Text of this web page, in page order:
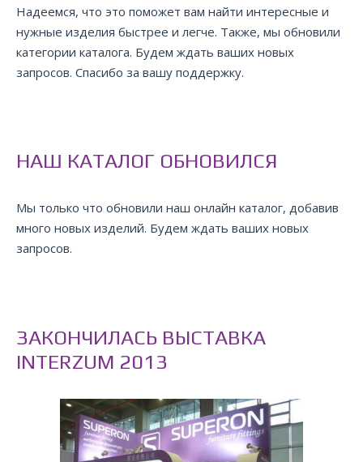
Надеемся, что это поможет вам найти интересные и
нужные изделия быстрее и легче. Также, мы обновили
категории каталога. Будем ждать ваших новых
запросов. Спасибо за вашу поддержку.
НАШ КАТАЛОГ ОБНОВИЛСЯ
Мы только что обновили наш онлайн каталог, добавив
много новых изделий. Будем ждать ваших новых
запросов.
ЗАКОНЧИЛАСЬ ВЫСТАВКА
INTERZUM 2013